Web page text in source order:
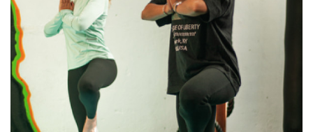
Eten
Drinken
Slapen
Recreatief
Winkels